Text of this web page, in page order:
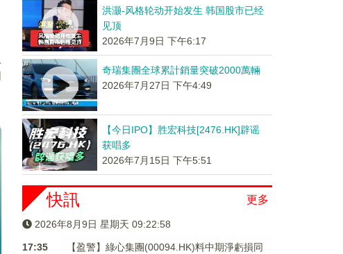
洪灏-风格轮动开始发生 韩国股市已经
见顶
2026年7月9日 下午6:17
奇瑞集團全球累計銷量突破2000萬輛
2026年7月27日 下午4:49
【今日IPO】胜宏科技[2476.HK]辟谣
获唱多
2026年7月15日 下午5:51
更多
快訊
2026年8月9日 星期天 09:22:59
17:35
【盈警】綠心集團(00094.HK)料中期淨虧損同